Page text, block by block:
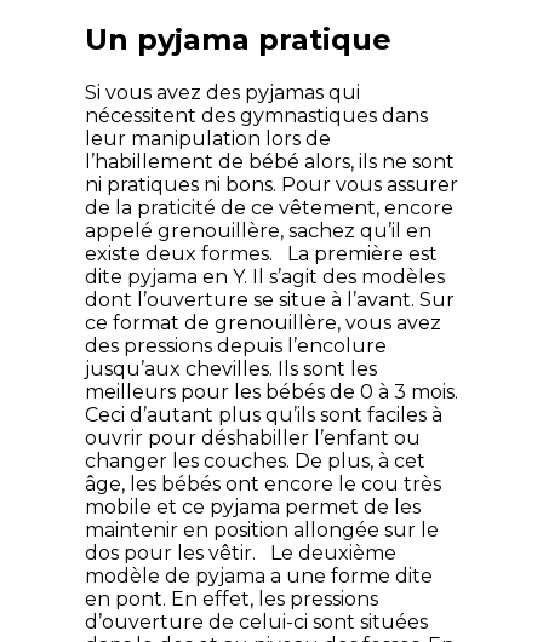
Un pyjama pratique
Si vous avez des pyjamas qui
nécessitent des gymnastiques dans
leur manipulation lors de
l’habillement de bébé alors, ils ne sont
ni pratiques ni bons. Pour vous assurer
de la praticité de ce vêtement, encore
appelé grenouillère, sachez qu’il en
existe deux formes. La première est
dite pyjama en Y. Il s’agit des modèles
dont l’ouverture se situe à l’avant. Sur
ce format de grenouillère, vous avez
des pressions depuis l’encolure
jusqu’aux chevilles. Ils sont les
meilleurs pour les bébés de 0 à 3 mois.
Ceci d’autant plus qu’ils sont faciles à
ouvrir pour déshabiller l’enfant ou
changer les couches. De plus, à cet
âge, les bébés ont encore le cou très
mobile et ce pyjama permet de les
maintenir en position allongée sur le
dos pour les vêtir. Le deuxième
modèle de pyjama a une forme dite
en pont. En effet, les pressions
d’ouverture de celui-ci sont situées